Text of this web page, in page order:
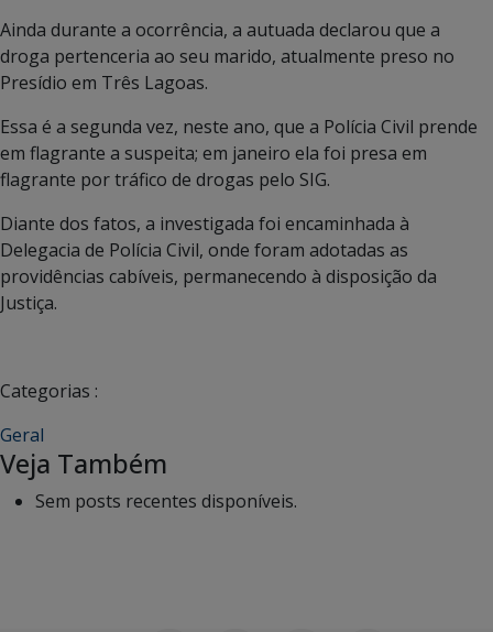
Ainda durante a ocorrência, a autuada declarou que a
droga pertenceria ao seu marido, atualmente preso no
Presídio em Três Lagoas.
Essa é a segunda vez, neste ano, que a Polícia Civil prende
em flagrante a suspeita; em janeiro ela foi presa em
flagrante por tráfico de drogas pelo SIG.
Diante dos fatos, a investigada foi encaminhada à
Delegacia de Polícia Civil, onde foram adotadas as
providências cabíveis, permanecendo à disposição da
Justiça.
Categorias :
Geral
Veja Também
Sem posts recentes disponíveis.